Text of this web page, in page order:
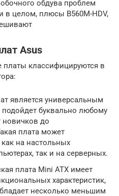
обдува проблем
в целом, плюсы B560M-HDV,
Asus
классифицируются в
является универсальным
буквально любому
новичков до
плата может
на настольных
так и на серверных.
плата Mini ATX имеет
характеристик,
несколько меньшим